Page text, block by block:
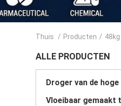
Thuis / Producten /
ALLE PRODUCTEN